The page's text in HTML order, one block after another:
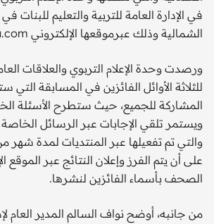
في الإدارة العامة للتربية والتعليم للبنات
الشمالية وذلك عبرموقعها الإلكتروني www.araredu.com.
ورصدت وحدة الإعلام التربوي والعلاقات
للثلاثة الأوائل الفائزين في المسابقة
المشاركة للجميع، حيث ستطرح الأسئلة
ويستمر تلقي الإجابات عبر الرسائل
والتي تم تفعيلها عبر المنتديات لمدة شهر
على أن يتم الفرز وإعلان النتائج عبر الموقع
الصحف بأسماء الفائزين لنشرها.
من جانبه، أوضح نواف السالم المدير العام